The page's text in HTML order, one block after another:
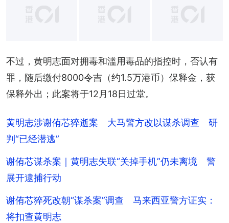
+30
不过，黄明志面对拥毒和滥用毒品的指控时，否认有
罪，随后缴付8000令吉（约1.5万港币）保释金，获
保释外出；此案将于12月18日过堂。
黄明志涉谢侑芯猝逝案 大马警方改以谋杀调查 研
判“已经潜逃”
谢侑芯谋杀案｜黄明志失联“关掉手机”仍未离境 警
展开逮捕行动
谢侑芯猝死改朝“谋杀案”调查 马来西亚警方证实：
将扣查黄明志